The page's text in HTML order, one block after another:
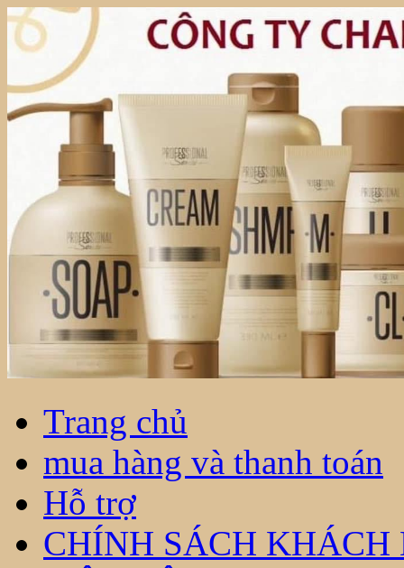
Trang chủ
mua hàng và thanh toán
Hỗ trợ
CHÍNH SÁCH KHÁCH